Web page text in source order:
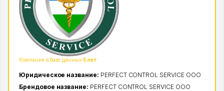
Компания в базе данных 5 лет
Юридическое название: PERFECT CONTROL SERVICE ООО
Брендовое название: PERFECT CONTROL SERVICE ООО